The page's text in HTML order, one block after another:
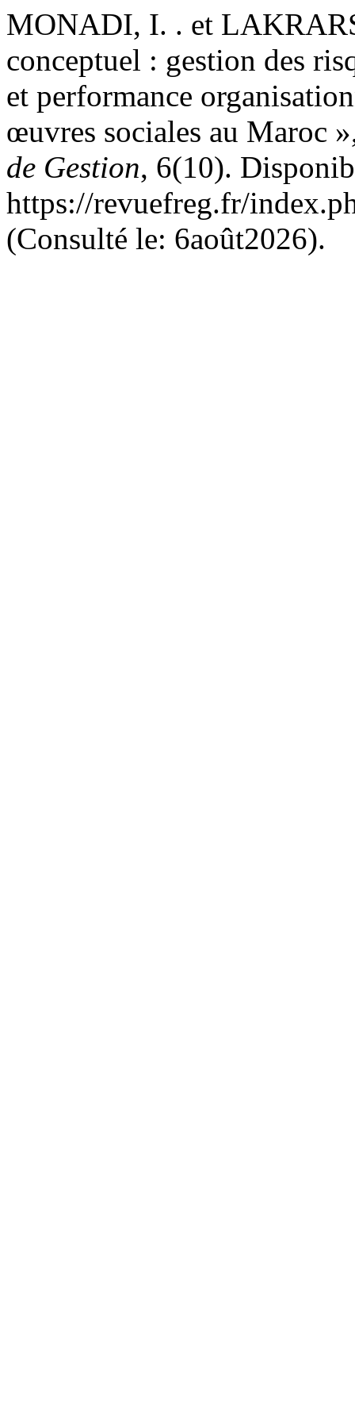
MONADI, I. . et
conceptuel : gestion des
et performance
œuvres sociales au Maroc
de Gestion, 6(10).
https://revuefreg.fr/
(Consulté le: 6août2026).